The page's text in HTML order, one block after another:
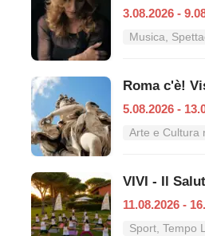
3.08.2026 -
5.08.2026 -
Arte e Cultura
VIVI - Il
11.08.2026 -